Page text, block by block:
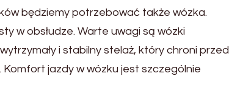
będziemy potrzebować także wózka.
w obsłudze. Warte uwagi są wózki
i stabilny stelaż, który chroni przed
jazdy w wózku jest szczególnie